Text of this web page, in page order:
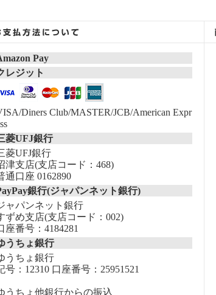
Pay
レジット
Diners Club/MASTER/JCB/American Expr
菱UFJ銀行
菱UFJ銀行
津支店(支店コード：468)
通口座 0162890
銀行(ジャパンネット銀行)
ャパンネット銀行
ずめ支店(支店コード：002)
座番号：4184281
うちょ銀行
うちょ銀行
号：12310 口座番号：25951521
うちょ他銀行からの振込